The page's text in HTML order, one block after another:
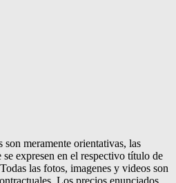
son meramente orientativas, las
se expresen en el respectivo título de
las fotos, imagenes y videos son
Los precios enunciados